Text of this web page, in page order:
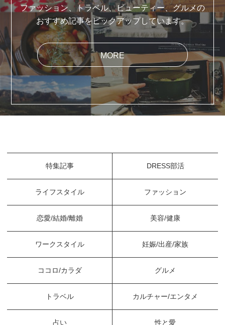
ファッション、トラベル、ビューティー、グルメの
おすすめ記事をピックアップしています。
MORE
特集記事 DRESS部活
ライフスタイル ファッション
恋愛/結婚/離婚 美容/健康
ワークスタイル 妊娠/出産/家族
ココロ/カラダ グルメ
トラベル カルチャー/エンタメ
占い 性と愛